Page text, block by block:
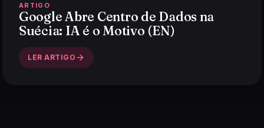
ARTIGO
Google Abre Centro de Dados na
Suécia: IA é o Motivo (EN)
LER ARTIGO